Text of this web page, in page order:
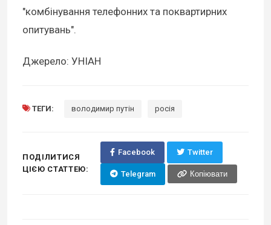
"комбінування телефонних та поквартирних
опитувань".
Джерело: УНІАН
ТЕГИ: володимир путін росія
ПОДІЛИТИСЯ
ЦІЄЮ СТАТТЕЮ:
Facebook Twitter
Telegram Копіювати